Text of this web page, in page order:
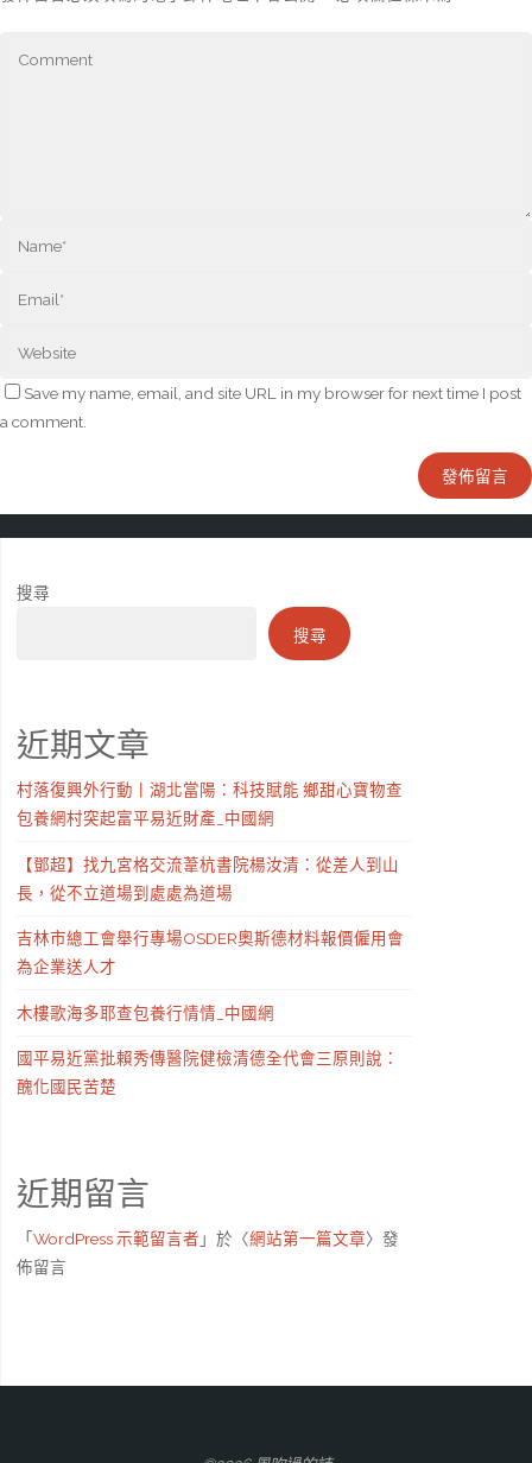
Save my name, email, and site URL in my browser for next time I post
a comment.
搜尋
搜尋
近期文章
村落復興外行動丨湖北當陽：科技賦能 鄉甜心寶物查
包養網村突起富平易近財產_中國網
【鄧超】找九宮格交流葦杭書院楊汝清：從差人到山
長，從不立道場到處處為道場
吉林市總工會舉行專場OSDER奧斯德材料報價僱用會
為企業送人才
木樓歌海多耶查包養行情情_中國網
國平易近黨批賴秀傳醫院健檢清德全代會三原則說：
醜化國民苦楚
近期留言
「WordPress 示範留言者 」於〈網站第一篇文章〉發
佈留言